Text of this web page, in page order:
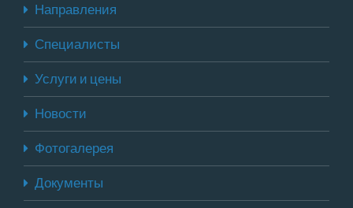
Направления
Специалисты
Услуги и цены
Новости
Фотогалерея
Документы